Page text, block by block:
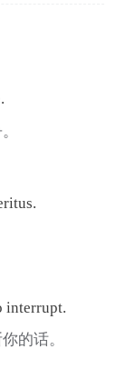
interrupt.
的话。